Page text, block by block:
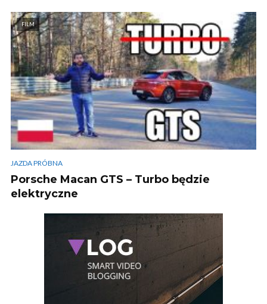
FILM
JAZDA PRÓBNA
Porsche Macan GTS – Turbo będzie
elektryczne